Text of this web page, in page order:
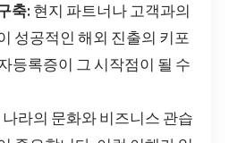
축: 현지 파트너나 고객과의
성공적인 해외 진출의 키포
등록증이 그 시작점이 될 수
나라의 문화와 비즈니스 관습